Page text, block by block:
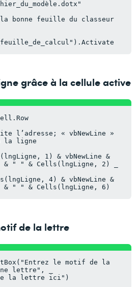
la bonne feuille du classeur
grâce à la cellule active
l’adresse; « vbNewLine »
la ligne
1) & vbNewLine &
& " " & Cells(lngLigne, 2) _
4) & vbNewLine &
& " " & Cells(lngLigne, 6)
de la lettre
le motif de la
lettre", _
la lettre ici")